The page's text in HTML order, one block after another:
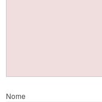
Nome